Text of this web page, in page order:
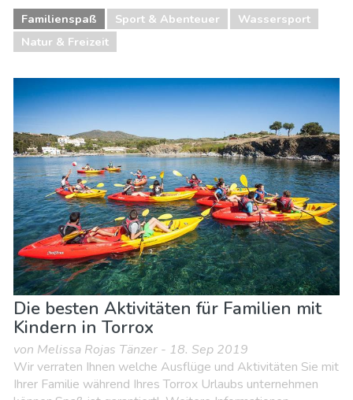
Familienspaß Sport & Abenteuer
Wassersport
Natur & Freizeit
Die besten Aktivitäten für Familien mit
Kindern in Torrox
von Melissa Rojas Tänzer - 18. Sep 2019
Wir verraten Ihnen welche Ausflüge und Aktivitäten Sie mit
Ihrer Familie während Ihres Torrox Urlaubs unternehmen